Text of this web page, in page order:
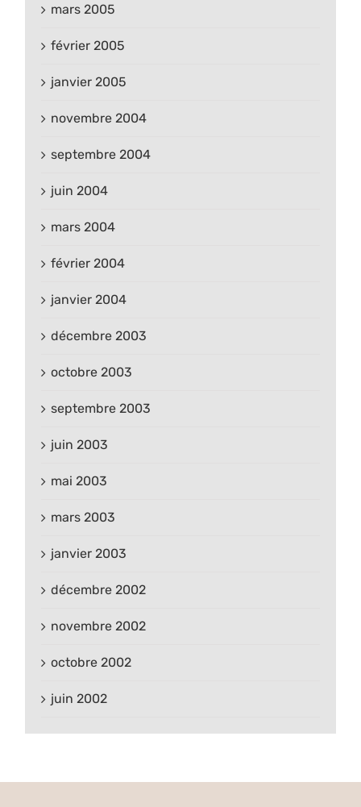
mars 2005
février 2005
janvier 2005
novembre 2004
septembre 2004
juin 2004
mars 2004
février 2004
janvier 2004
décembre 2003
octobre 2003
septembre 2003
juin 2003
mai 2003
mars 2003
janvier 2003
décembre 2002
novembre 2002
octobre 2002
juin 2002